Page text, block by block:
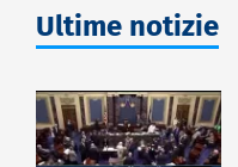
Ultime notizie